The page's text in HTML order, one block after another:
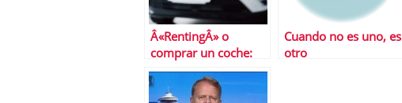
Â«RentingÂ» o
comprar un coche:
Â¿Con cuÃ¡l ahorro
mÃ¡s?
Cuando no es uno, es
otro